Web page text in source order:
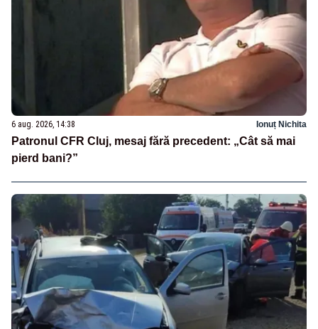
6 aug. 2026, 14:38 Ionuț Nichita
Patronul CFR Cluj, mesaj fără precedent: „Cât să mai
pierd bani?”